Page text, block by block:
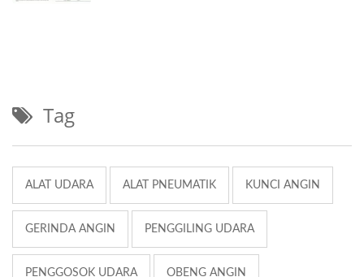
Tag
ALAT UDARA ALAT PNEUMATIK KUNCI ANGIN
GERINDA ANGIN PENGGILING UDARA
PENGGOSOK UDARA OBENG ANGIN